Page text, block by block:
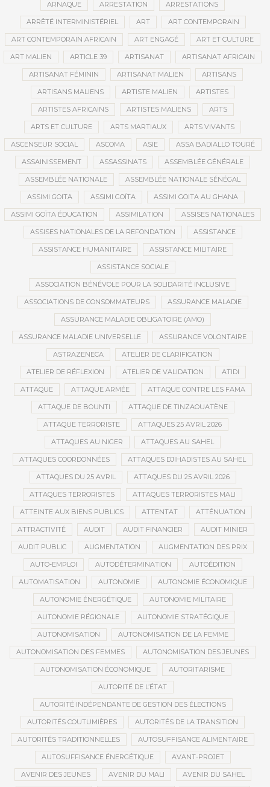
ARNAQUE ARRESTATION ARRESTATIONS
ARRÊTÉ INTERMINISTÉRIEL ART ART CONTEMPORAIN
ART CONTEMPORAIN AFRICAIN ART ENGAGÉ ART ET CULTURE
ART MALIEN ARTICLE 39 ARTISANAT ARTISANAT AFRICAIN
ARTISANAT FÉMININ ARTISANAT MALIEN ARTISANS
ARTISANS MALIENS ARTISTE MALIEN ARTISTES
ARTISTES AFRICAINS ARTISTES MALIENS ARTS
ARTS ET CULTURE ARTS MARTIAUX ARTS VIVANTS
ASCENSEUR SOCIAL ASCOMA ASIE ASSA BADIALLO TOURÉ
ASSAINISSEMENT ASSASSINATS ASSEMBLÉE GÉNÉRALE
ASSEMBLÉE NATIONALE ASSEMBLÉE NATIONALE SÉNÉGAL
ASSIMI GOITA ASSIMI GOÏTA ASSIMI GOITA AU GHANA
ASSIMI GOÏTA ÉDUCATION ASSIMILATION ASSISES NATIONALES
ASSISES NATIONALES DE LA REFONDATION ASSISTANCE
ASSISTANCE HUMANITAIRE ASSISTANCE MILITAIRE
ASSISTANCE SOCIALE
ASSOCIATION BÉNÉVOLE POUR LA SOLIDARITÉ INCLUSIVE
ASSOCIATIONS DE CONSOMMATEURS ASSURANCE MALADIE
ASSURANCE MALADIE OBLIGATOIRE (AMO)
ASSURANCE MALADIE UNIVERSELLE ASSURANCE VOLONTAIRE
ASTRAZENECA ATELIER DE CLARIFICATION
ATELIER DE RÉFLEXION ATELIER DE VALIDATION ATIDI
ATTAQUE ATTAQUE ARMÉE ATTAQUE CONTRE LES FAMA
ATTAQUE DE BOUNTI ATTAQUE DE TINZAOUATÈNE
ATTAQUE TERRORISTE ATTAQUES 25 AVRIL 2026
ATTAQUES AU NIGER ATTAQUES AU SAHEL
ATTAQUES COORDONNÉES ATTAQUES DJIHADISTES AU SAHEL
ATTAQUES DU 25 AVRIL ATTAQUES DU 25 AVRIL 2026
ATTAQUES TERRORISTES ATTAQUES TERRORISTES MALI
ATTEINTE AUX BIENS PUBLICS ATTENTAT ATTÉNUATION
ATTRACTIVITÉ AUDIT AUDIT FINANCIER AUDIT MINIER
AUDIT PUBLIC AUGMENTATION AUGMENTATION DES PRIX
AUTO-EMPLOI AUTODÉTERMINATION AUTOÉDITION
AUTOMATISATION AUTONOMIE AUTONOMIE ÉCONOMIQUE
AUTONOMIE ÉNERGÉTIQUE AUTONOMIE MILITAIRE
AUTONOMIE RÉGIONALE AUTONOMIE STRATÉGIQUE
AUTONOMISATION AUTONOMISATION DE LA FEMME
AUTONOMISATION DES FEMMES AUTONOMISATION DES JEUNES
AUTONOMISATION ÉCONOMIQUE AUTORITARISME
AUTORITÉ DE L’ÉTAT
AUTORITÉ INDÉPENDANTE DE GESTION DES ÉLECTIONS
AUTORITÉS COUTUMIÈRES AUTORITÉS DE LA TRANSITION
AUTORITÉS TRADITIONNELLES AUTOSUFFISANCE ALIMENTAIRE
AUTOSUFFISANCE ÉNERGÉTIQUE AVANT-PROJET
AVENIR DES JEUNES AVENIR DU MALI AVENIR DU SAHEL